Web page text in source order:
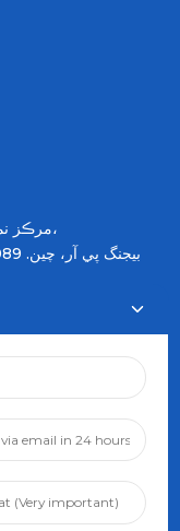
Changchunqiao روڊ، Haidian، بيجنگ پي آر، چين. 100089